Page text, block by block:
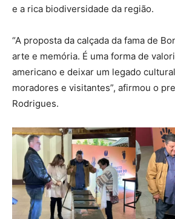
e a rica biodiversidade da região.
“A proposta da calçada da fama de
arte e memória. É uma forma de
americano e deixar um legado
moradores e visitantes”, afirmou o
Rodrigues.